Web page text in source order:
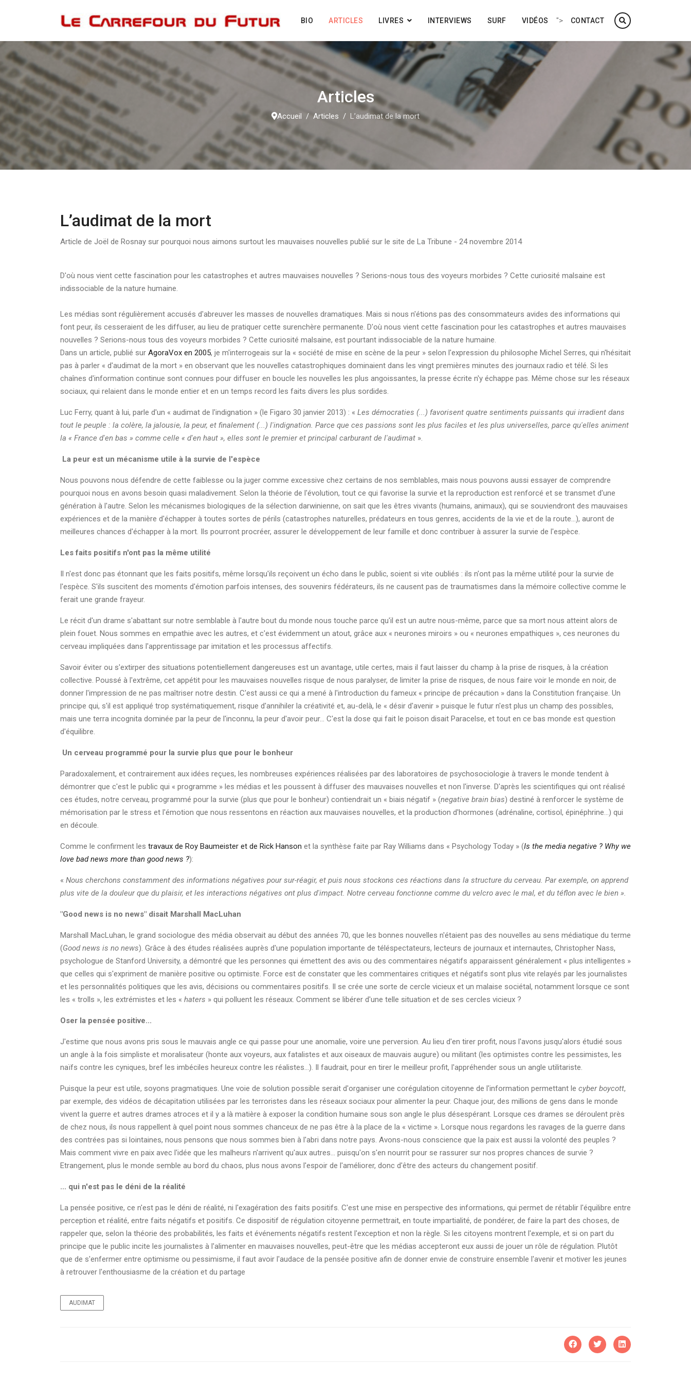
BIO ARTICLES LIVRES INTERVIEWS SURF VIDÉOS "> CONTACT
Articles
Accueil Articles L’audimat de la mort
L’audimat de la mort
Article de Joël de Rosnay sur pourquoi nous aimons surtout les mauvaises nouvelles publié sur le site de La Tribune - 24 novembre 2014
D'où nous vient cette fascination pour les catastrophes et autres mauvaises nouvelles ? Serions-nous tous des voyeurs morbides ? Cette curiosité malsaine est
indissociable de la nature humaine.
Les médias sont régulièrement accusés d'abreuver les masses de nouvelles dramatiques. Mais si nous n'étions pas des consommateurs avides des informations qui
font peur, ils cesseraient de les diffuser, au lieu de pratiquer cette surenchère permanente. D'où nous vient cette fascination pour les catastrophes et autres mauvaises
nouvelles ? Serions-nous tous des voyeurs morbides ? Cette curiosité malsaine, est pourtant indissociable de la nature humaine.
Dans un article, publié sur AgoraVox en 2005, je m'interrogeais sur la « société de mise en scène de la peur » selon l'expression du philosophe Michel Serres, qui n'hésitait
pas à parler « d'audimat de la mort » en observant que les nouvelles catastrophiques dominaient dans les vingt premières minutes des journaux radio et télé. Si les
chaînes d'information continue sont connues pour diffuser en boucle les nouvelles les plus angoissantes, la presse écrite n'y échappe pas. Même chose sur les réseaux
sociaux, qui relaient dans le monde entier et en un temps record les faits divers les plus sordides.
Luc Ferry, quant à lui, parle d'un « audimat de l'indignation » (le Figaro 30 janvier 2013) : « Les démocraties (...) favorisent quatre sentiments puissants qui irradient dans
tout le peuple : la colère, la jalousie, la peur, et finalement (...) l'indignation. Parce que ces passions sont les plus faciles et les plus universelles, parce qu'elles animent
la « France d'en bas » comme celle « d'en haut », elles sont le premier et principal carburant de l'audimat ».
La peur est un mécanisme utile à la survie de l'espèce
Nous pouvons nous défendre de cette faiblesse ou la juger comme excessive chez certains de nos semblables, mais nous pouvons aussi essayer de comprendre
pourquoi nous en avons besoin quasi maladivement. Selon la théorie de l'évolution, tout ce qui favorise la survie et la reproduction est renforcé et se transmet d'une
génération à l'autre. Selon les mécanismes biologiques de la sélection darwinienne, on sait que les êtres vivants (humains, animaux), qui se souviendront des mauvaises
expériences et de la manière d'échapper à toutes sortes de périls (catastrophes naturelles, prédateurs en tous genres, accidents de la vie et de la route...), auront de
meilleures chances d'échapper à la mort. Ils pourront procréer, assurer le développement de leur famille et donc contribuer à assurer la survie de l'espèce.
Les faits positifs n'ont pas la même utilité
Il n'est donc pas étonnant que les faits positifs, même lorsqu'ils reçoivent un écho dans le public, soient si vite oubliés : ils n'ont pas la même utilité pour la survie de
l'espèce. S'ils suscitent des moments d'émotion parfois intenses, des souvenirs fédérateurs, ils ne causent pas de traumatismes dans la mémoire collective comme le
ferait une grande frayeur.
Le récit d'un drame s'abattant sur notre semblable à l'autre bout du monde nous touche parce qu'il est un autre nous-même, parce que sa mort nous atteint alors de
plein fouet. Nous sommes en empathie avec les autres, et c'est évidemment un atout, grâce aux « neurones miroirs » ou « neurones empathiques », ces neurones du
cerveau impliquées dans l'apprentissage par imitation et les processus affectifs.
Savoir éviter ou s'extirper des situations potentiellement dangereuses est un avantage, utile certes, mais il faut laisser du champ à la prise de risques, à la création
collective. Poussé à l'extrême, cet appétit pour les mauvaises nouvelles risque de nous paralyser, de limiter la prise de risques, de nous faire voir le monde en noir, de
donner l'impression de ne pas maîtriser notre destin. C'est aussi ce qui a mené à l'introduction du fameux « principe de précaution » dans la Constitution française. Un
principe qui, s'il est appliqué trop systématiquement, risque d'annihiler la créativité et, au-delà, le « désir d'avenir » puisque le futur n'est plus un champ des possibles,
mais une terra incognita dominée par la peur de l'inconnu, la peur d'avoir peur... C'est la dose qui fait le poison disait Paracelse, et tout en ce bas monde est question
d'équilibre.
Un cerveau programmé pour la survie plus que pour le bonheur
Paradoxalement, et contrairement aux idées reçues, les nombreuses expériences réalisées par des laboratoires de psychosociologie à travers le monde tendent à
démontrer que c'est le public qui « programme » les médias et les poussent à diffuser des mauvaises nouvelles et non l'inverse. D'après les scientifiques qui ont réalisé
ces études, notre cerveau, programmé pour la survie (plus que pour le bonheur) contiendrait un « biais négatif » (negative brain bias) destiné à renforcer le système de
mémorisation par le stress et l'émotion que nous ressentons en réaction aux mauvaises nouvelles, et la production d'hormones (adrénaline, cortisol, épinéphrine...) qui
en découle.
Comme le confirment les travaux de Roy Baumeister et de Rick Hanson et la synthèse faite par Ray Williams dans « Psychology Today » (Is the media negative ? Why we
love bad news more than good news ?):
« Nous cherchons constamment des informations négatives pour sur-réagir, et puis nous stockons ces réactions dans la structure du cerveau. Par exemple, on apprend
plus vite de la douleur que du plaisir, et les interactions négatives ont plus d'impact. Notre cerveau fonctionne comme du velcro avec le mal, et du téflon avec le bien ».
"Good news is no news" disait Marshall MacLuhan
Marshall MacLuhan, le grand sociologue des média observait au début des années 70, que les bonnes nouvelles n'étaient pas des nouvelles au sens médiatique du terme
(Good news is no news). Grâce à des études réalisées auprès d'une population importante de téléspectateurs, lecteurs de journaux et internautes, Christopher Nass,
psychologue de Stanford University, a démontré que les personnes qui émettent des avis ou des commentaires négatifs apparaissent généralement « plus intelligentes »
que celles qui s'expriment de manière positive ou optimiste. Force est de constater que les commentaires critiques et négatifs sont plus vite relayés par les journalistes
et les personnalités politiques que les avis, décisions ou commentaires positifs. Il se crée une sorte de cercle vicieux et un malaise sociétal, notamment lorsque ce sont
les « trolls », les extrémistes et les « haters » qui polluent les réseaux. Comment se libérer d'une telle situation et de ses cercles vicieux ?
Oser la pensée positive...
J'estime que nous avons pris sous le mauvais angle ce qui passe pour une anomalie, voire une perversion. Au lieu d'en tirer profit, nous l'avons jusqu'alors étudié sous
un angle à la fois simpliste et moralisateur (honte aux voyeurs, aux fatalistes et aux oiseaux de mauvais augure) ou militant (les optimistes contre les pessimistes, les
naïfs contre les cyniques, bref les imbéciles heureux contre les réalistes...). Il faudrait, pour en tirer le meilleur profit, l'appréhender sous un angle utilitariste.
Puisque la peur est utile, soyons pragmatiques. Une voie de solution possible serait d'organiser une corégulation citoyenne de l'information permettant le cyber boycott,
par exemple, des vidéos de décapitation utilisées par les terroristes dans les réseaux sociaux pour alimenter la peur. Chaque jour, des millions de gens dans le monde
vivent la guerre et autres drames atroces et il y a là matière à exposer la condition humaine sous son angle le plus désespérant. Lorsque ces drames se déroulent près
de chez nous, ils nous rappellent à quel point nous sommes chanceux de ne pas être à la place de la « victime ». Lorsque nous regardons les ravages de la guerre dans
des contrées pas si lointaines, nous pensons que nous sommes bien à l'abri dans notre pays. Avons-nous conscience que la paix est aussi la volonté des peuples ?
Mais comment vivre en paix avec l'idée que les malheurs n'arrivent qu'aux autres... puisqu'on s'en nourrit pour se rassurer sur nos propres chances de survie ?
Etrangement, plus le monde semble au bord du chaos, plus nous avons l'espoir de l'améliorer, donc d'être des acteurs du changement positif.
... qui n'est pas le déni de la réalité
La pensée positive, ce n'est pas le déni de réalité, ni l'exagération des faits positifs. C'est une mise en perspective des informations, qui permet de rétablir l'équilibre entre
perception et réalité, entre faits négatifs et positifs. Ce dispositif de régulation citoyenne permettrait, en toute impartialité, de pondérer, de faire la part des choses, de
rappeler que, selon la théorie des probabilités, les faits et événements négatifs restent l'exception et non la règle. Si les citoyens montrent l'exemple, et si on part du
principe que le public incite les journalistes à l'alimenter en mauvaises nouvelles, peut-être que les médias accepteront eux aussi de jouer un rôle de régulation. Plutôt
que de s'enfermer entre optimisme ou pessimisme, il faut avoir l'audace de la pensée positive afin de donner envie de construire ensemble l'avenir et motiver les jeunes
à retrouver l'enthousiasme de la création et du partage
AUDIMAT